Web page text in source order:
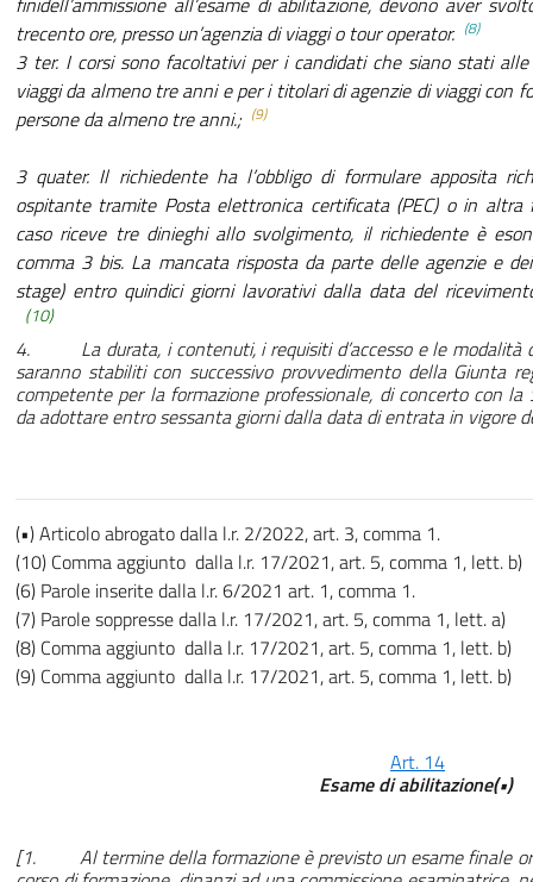
trecento ore, presso un’agenzia di viaggi o tour operator. (8)
3 ter. I corsi sono facoltativi per i candidati che siano stati alle
viaggi da almeno tre anni e per i titolari di agenzie di viaggi con
persone da almeno tre anni.; (9)
3 quater. Il richiedente ha l’obbligo di formulare apposita
ospitante tramite Posta elettronica certificata (PEC) o in
caso riceve tre dinieghi allo svolgimento, il richiedente è
comma 3 bis. La mancata risposta da parte delle agenzie e
stage) entro quindici giorni lavorativi dalla data del
(10)
4. La durata, i contenuti, i requisiti d’accesso e le modalità
saranno stabiliti con successivo provvedimento della Giunta
competente per la formazione professionale, di concerto con
da adottare entro sessanta giorni dalla data di entrata in vigore
(•) Articolo abrogato dalla l.r. 2/2022, art. 3, comma 1.
(10) Comma aggiunto dalla l.r. 17/2021, art. 5, comma 1, lett. b)
(6) Parole inserite dalla l.r. 6/2021 art. 1, comma 1.
(7) Parole soppresse dalla l.r. 17/2021, art. 5, comma 1, lett. a)
(8) Comma aggiunto dalla l.r. 17/2021, art. 5, comma 1, lett. b)
(9) Comma aggiunto dalla l.r. 17/2021, art. 5, comma 1, lett. b)
Art. 14
Esame di abilitazione(•)
[1. Al termine della formazione è previsto un esame finale